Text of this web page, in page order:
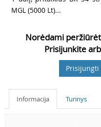
MGL (5000 Lt)...
Norėdami
Prisijunkite
Prisijungti
Informacija Turinys